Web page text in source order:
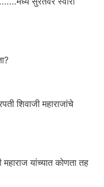
शिवाजी महाराजांचे
यांच्यात कोणता तह